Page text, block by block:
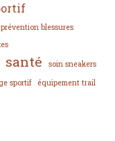
prévention blessures
santé
soin sneakers
sportif
équipement trail